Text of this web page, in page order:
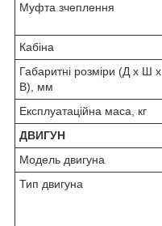
Муфта зчеплення
Кабіна
Габаритні розміри (Д х Ш х
В), мм
Експлуатаційна маса, кг
ДВИГУН
Модель двигуна
Тип двигуна